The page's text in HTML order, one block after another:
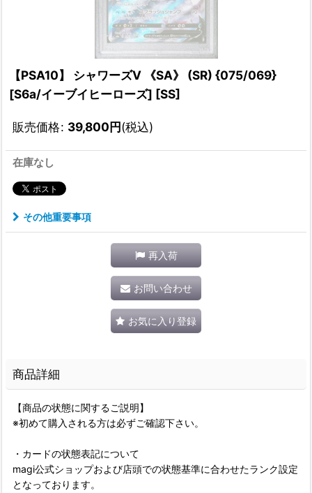
【PSA10】 シャワーズV 《SA》 (SR) {075/069}
[S6a/イーブイヒーローズ] [SS]
販売価格: 39,800円(税込)
在庫なし
その他重要事項
再入荷
お問い合わせ
お気に入り登録
商品詳細
【商品の状態に関するご説明】
※初めて購入される方は必ずご確認下さい。
・カードの状態表記について
magi公式ショップおよび店頭での状態基準に合わせたランク設定
となっております。